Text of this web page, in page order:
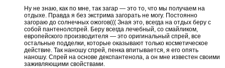
Ну не знаю, как по мне, так загар — это то, что мы получаем на
отдыхе. Правда я без экстрима загорать не могу. Постоянно
загораю до солнечных ожогов((( Зная это, всегда на отдых беру с
собой пантенолспрей. Беру всегда лечебный, со смайликом,
европейского производителя — это оригинальный спрей, все
остальные подделки, которые оказывают только косметическое
действие. Так наношу спрей, пенка впитывается, я его опять
наношу. Спрей на основе декспантенола, а он мне известен своими
заживляющими свойствами.